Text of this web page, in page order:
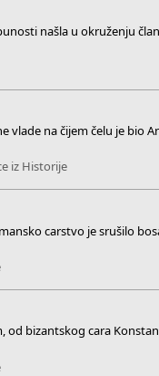
našla u okruženju
na čijem čelu je bio
iz Historije
carstvo je srušilo
bizantskog cara